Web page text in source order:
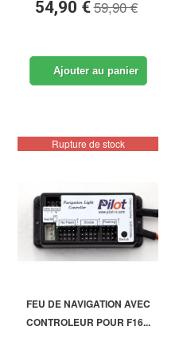
54,90 €59,90 €
Ajouter au panier
Rupture de stock
FEU DE NAVIGATION AVEC
CONTROLEUR POUR F16...